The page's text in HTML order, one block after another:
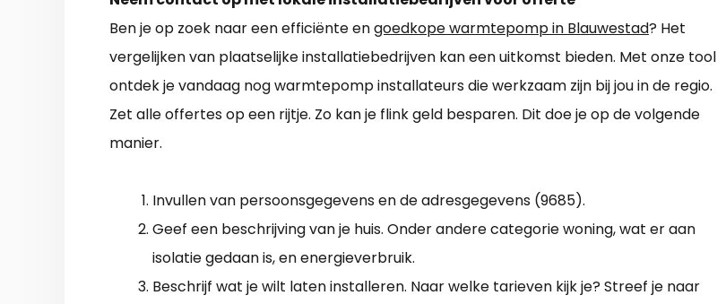
Ben je op zoek naar een efficiënte engoedkope warmtepomp in Blauwestad? Het
vergelijken van plaatselijke installatiebedrijven kan een uitkomst bieden. Met onze tool
ontdek je vandaag nog warmtepomp installateurs die werkzaam zijn bij jou in de regio.
Zet alle offertes op een rijtje. Zo kan je flink geld besparen. Dit doe je op de volgende
manier.
Invullen van persoonsgegevens en de adresgegevens (9685).
Geef een beschrijving van je huis. Onder andere categorie woning, wat er aan
isolatie gedaan is, en energieverbruik.
Beschrijf wat je wilt laten installeren. Naar welke tarieven kijk je? Streef je naar